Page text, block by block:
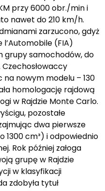
przy 6000 obr./min i
nawet do 210 km/h.
zarzucono, gdyż
(FIA)
grupy samochodów, do
nowym modelu – 130
homologację rajdową
w Rajdzie Monte Carlo.
pozostałe
dwa pierwsze
1300 cm³) i odpowiednio
Rok później załoga
grupę w Rajdzie
w klasyfikacji
zdobyła tytuł